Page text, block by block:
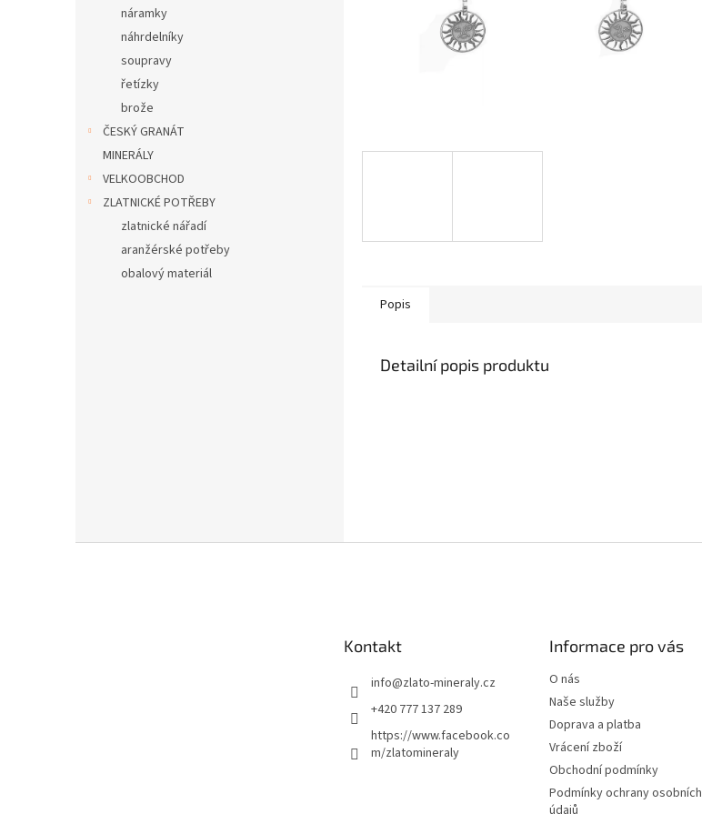
náramky
náhrdelníky
soupravy
řetízky
brože
ČESKÝ GRANÁT
MINERÁLY
VELKOOBCHOD
ZLATNICKÉ POTŘEBY
zlatnické nářadí
aranžérské potřeby
obalový materiál
Popis
Detailní popis produktu
Kontakt
info@zlato-mineraly.cz
+420 777 137 289
https://www.facebook.co
m/zlatomineraly
Informace pro vás
O nás
Naše služby
Doprava a platba
Vrácení zboží
Obchodní podmínky
Podmínky ochrany osobních
údajů